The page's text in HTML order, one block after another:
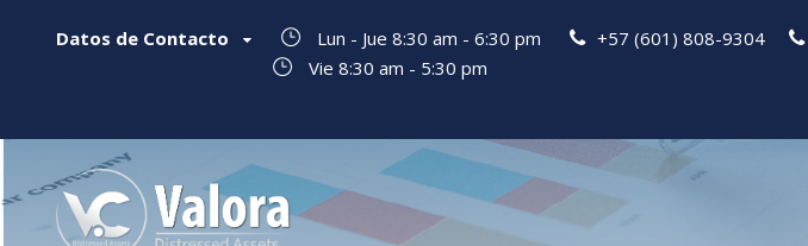
Datos de Contacto Lun - Jue 8:30 am - 6:30 pm +57 (601) 808-9304
Vie 8:30 am - 5:30 pm